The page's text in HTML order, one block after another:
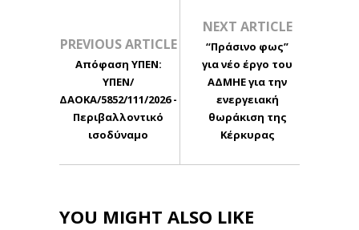
PREVIOUS ARTICLE
Απόφαση ΥΠΕΝ:
ΥΠΕΝ/
ΔΑΟΚΑ/5852/111/2026 -
Περιβαλλοντικό
ισοδύναμο
NEXT ARTICLE
“Πράσινο φως”
για νέο έργο του
ΑΔΜΗΕ για την
ενεργειακή
θωράκιση της
Κέρκυρας
YOU MIGHT ALSO LIKE